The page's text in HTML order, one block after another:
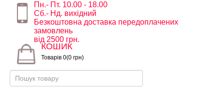
Пн.- Пт. 10.00 - 18.00
Сб.- Нд. вихідний
Безкоштовна доставка передоплачених
замовлень
від 2500 грн.
КОШИК
Товарів 0(0 грн)